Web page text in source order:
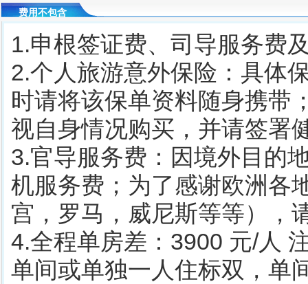
费用不包含
1.申根签证费、司导服务费
2.个人旅游意外保险：具体
时请将该保单资料随身携带
视自身情况购买，并请签署
3.官导服务费：因境外目的
机服务费；为了感谢欧洲各
宫，罗马，威尼斯等等），
4.全程单房差：3900 元/人
单间或单独一人住标双，单